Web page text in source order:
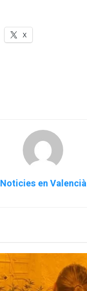
X
Noticies en Valencià